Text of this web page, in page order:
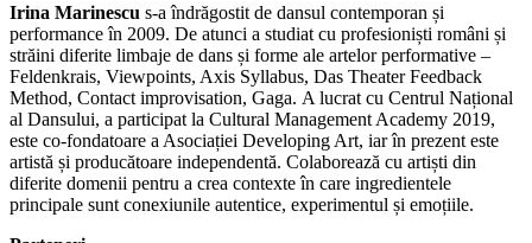
Irina Marinescu s-a îndrăgostit de dansul contemporan și
performance în 2009. De atunci a studiat cu profesioniști români și
străini diferite limbaje de dans și forme ale artelor performative –
Feldenkrais, Viewpoints, Axis Syllabus, Das Theater Feedback
Method, Contact improvisation, Gaga. A lucrat cu Centrul Național
al Dansului, a participat la Cultural Management Academy 2019,
este co-fondatoare a Asociației Developing Art, iar în prezent este
artistă și producătoare independentă. Colaborează cu artiști din
diferite domenii pentru a crea contexte în care ingredientele
principale sunt conexiunile autentice, experimentul și emoțiile.